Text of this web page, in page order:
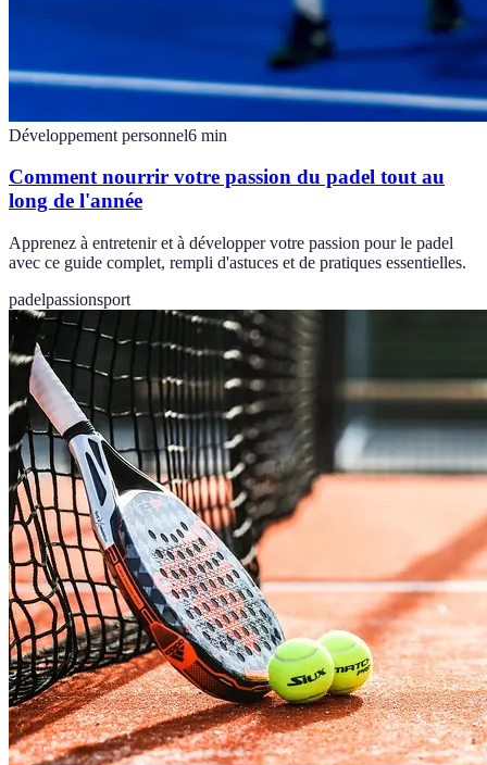
Développement personnel6 min
Comment nourrir votre passion du padel tout au
long de l'année
Apprenez à entretenir et à développer votre passion pour le padel
avec ce guide complet, rempli d'astuces et de pratiques essentielles.
padelpassionsport